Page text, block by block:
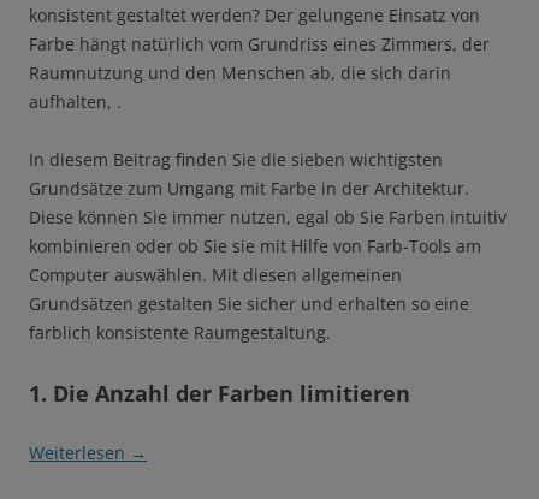
konsistent gestaltet werden? Der gelungene Einsatz von
Farbe hängt natürlich vom Grundriss eines Zimmers, der
Raumnutzung und den Menschen ab, die sich darin
aufhalten, .
In diesem Beitrag finden Sie die sieben wichtigsten
Grundsätze zum Umgang mit Farbe in der Architektur.
Diese können Sie immer nutzen, egal ob Sie Farben intuitiv
kombinieren oder ob Sie sie mit Hilfe von Farb-Tools am
Computer auswählen. Mit diesen allgemeinen
Grundsätzen gestalten Sie sicher und erhalten so eine
farblich konsistente Raumgestaltung.
1. Die Anzahl der Farben limitieren
Weiterlesen →